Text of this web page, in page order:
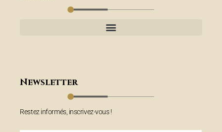
Newsletter
Restez informés, inscrivez-vous !